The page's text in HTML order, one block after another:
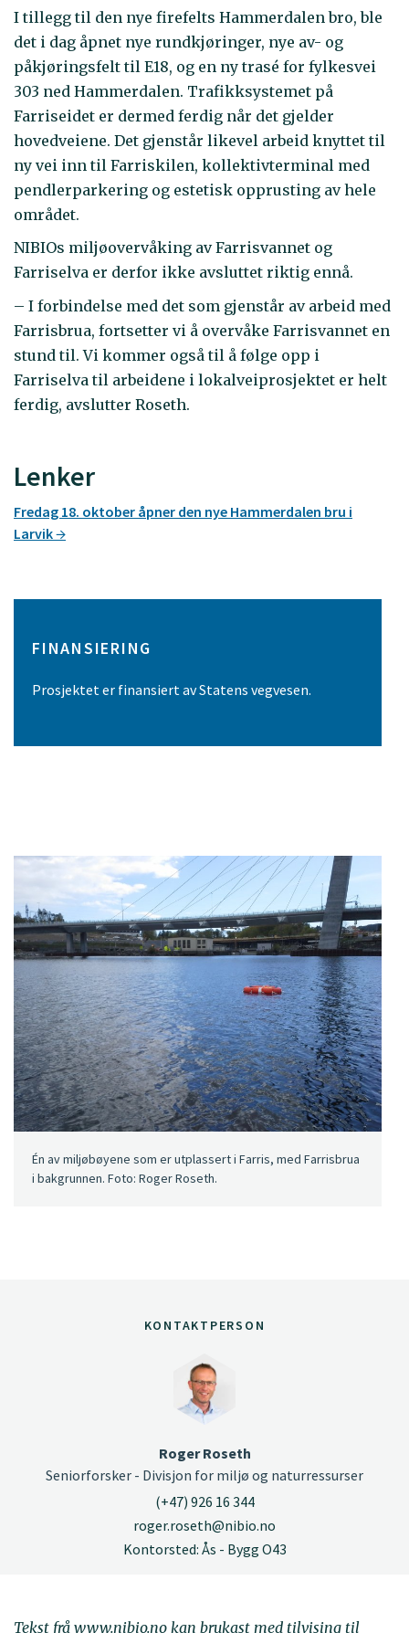
I tillegg til den nye firefelts Hammerdalen bro, ble
det i dag åpnet nye rundkjøringer, nye av- og
påkjøringsfelt til E18, og en ny trasé for fylkesvei
303 ned Hammerdalen. Trafikksystemet på
Farriseidet er dermed ferdig når det gjelder
hovedveiene. Det gjenstår likevel arbeid knyttet til
ny vei inn til Farriskilen, kollektivterminal med
pendlerparkering og estetisk opprusting av hele
området.
NIBIOs miljøovervåking av Farrisvannet og
Farriselva er derfor ikke avsluttet riktig ennå.
– I forbindelse med det som gjenstår av arbeid med
Farrisbrua, fortsetter vi å overvåke Farrisvannet en
stund til. Vi kommer også til å følge opp i
Farriselva til arbeidene i lokalveiprosjektet er helt
ferdig, avslutter Roseth.
Lenker
Fredag 18. oktober åpner den nye Hammerdalen bru i
Larvik
FINANSIERING
Prosjektet er finansiert av Statens vegvesen.
Én av miljøbøyene som er utplassert i Farris, med Farrisbrua
i bakgrunnen. Foto: Roger Roseth.
KONTAKTPERSON
Roger Roseth
Seniorforsker - Divisjon for miljø og naturressurser
(+47) 926 16 344
roger.roseth@nibio.no
Kontorsted: Ås - Bygg O43
Tekst frå www.nibio.no kan brukast med tilvising til